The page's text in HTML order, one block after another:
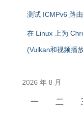
测试 ICMPv6 路
在 Linux 上为
(Vulkan和视频播
2026 年 8 月
一 二